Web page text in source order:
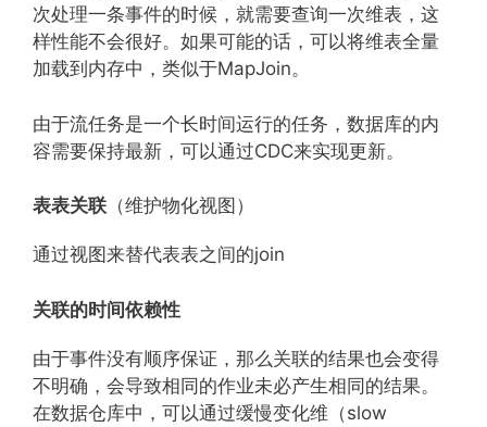
次处理一条事件的时候，就需要查询一次维表，这
样性能不会很好。如果可能的话，可以将维表全量
加载到内存中，类似于MapJoin。
由于流任务是一个长时间运行的任务，数据库的内
容需要保持最新，可以通过CDC来实现更新。
表表关联 （维护物化视图）
通过视图来替代表表之间的join
关联的时间依赖性
由于事件没有顺序保证，那么关联的结果也会变得
不明确，会导致相同的作业未必产生相同的结果。
在数据仓库中，可以通过缓慢变化维（slow